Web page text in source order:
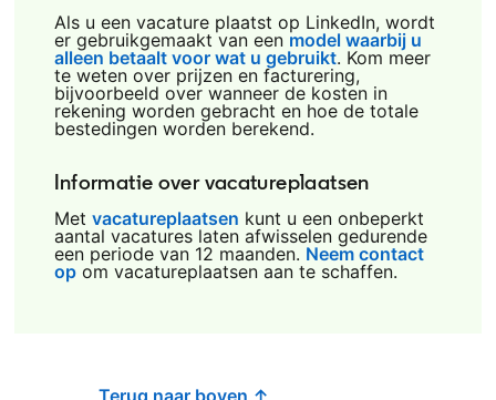
Als u een vacature plaatst op LinkedIn, wordt
er gebruikgemaakt van een model waarbij u
alleen betaalt voor wat u gebruiktopens in a new tab
. Kom meer
te weten over prijzen en facturering,
bijvoorbeeld over wanneer de kosten in
rekening worden gebracht en hoe de totale
bestedingen worden berekend.
Informatie over vacatureplaatsen
Met vacatureplaatsen opens in a new tab
kunt u een onbeperkt
aantal vacatures laten afwisselen gedurende
een periode van 12 maanden. Neem contact
opom vacatureplaatsen aan te schaffen.
Terug naar boven ↑